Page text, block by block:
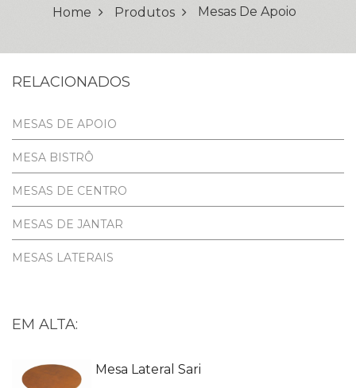
Home Produtos Mesas De Apoio
RELACIONADOS
MESAS DE APOIO
MESA BISTRÔ
MESAS DE CENTRO
MESAS DE JANTAR
MESAS LATERAIS
EM ALTA:
Mesa Lateral Sari